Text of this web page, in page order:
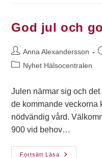
God jul och
Anna Alexandersson
Nyhet Hälsocentralen
Julen närmar sig och
de kommande veckorna
nödvändig vård.
900 vid behov…
Fortsätt Läsa